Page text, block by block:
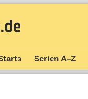
Serien A–Z